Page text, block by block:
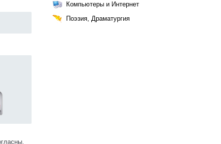
Компьютеры и Интернет
Поэзия, Драматургия